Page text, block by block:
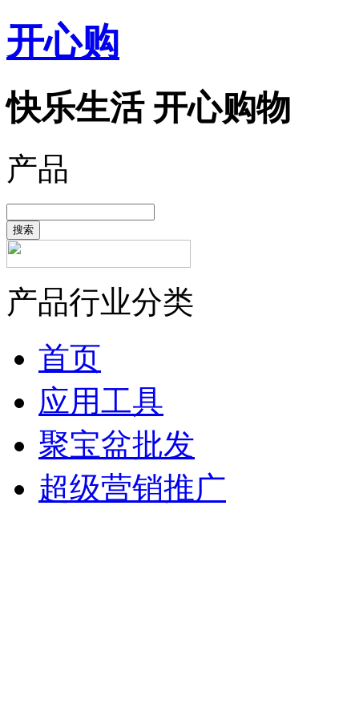
开心购
快乐生活 开心购物
产品
搜索
产品行业分类
首页
应用工具
聚宝盆批发
超级营销推广